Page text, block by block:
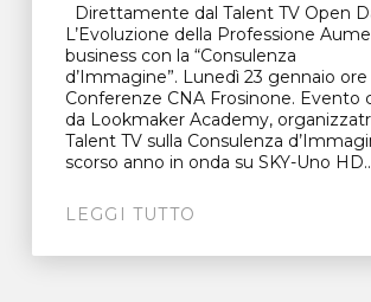
Direttamente dal Talent TV Open
L’Evoluzione della Professione
business con la “Consulenza
d’Immagine”. Lunedì 23 gennaio ore
Conferenze CNA Frosinone. Evento
da Lookmaker Academy,
Talent TV sulla Consulenza
scorso anno in onda su SKY-Uno
LEGGI TUTTO